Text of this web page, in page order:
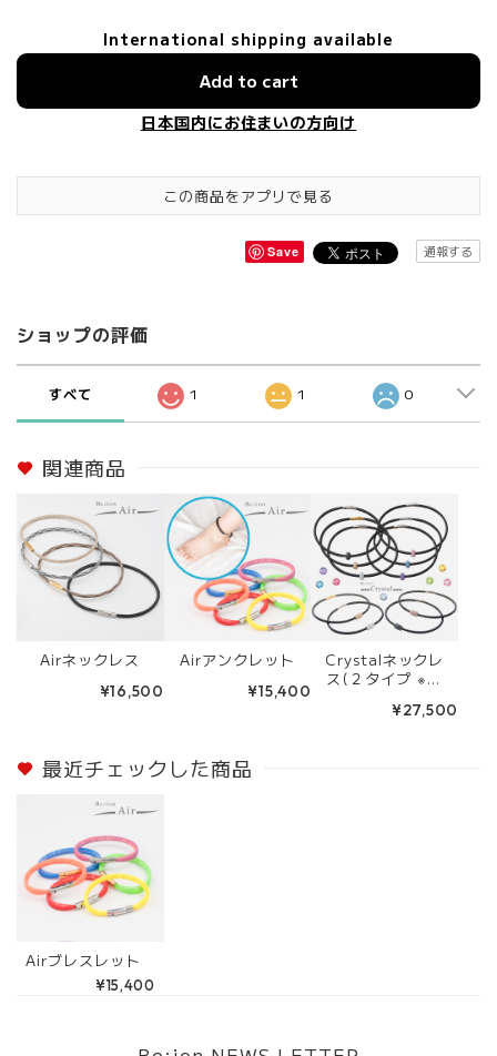
International shipping available
Add to cart
日本国内にお住まいの方向け
この商品をアプリで見る
Save 通報する
ショップの評価
すべて 1 1 0
関連商品
Airネックレス
¥16,500
Airアンクレット
¥15,400
Crystalネックレ
ス(２タイプ ※樽
ス＋11,000円)
¥27,500
最近チェックした商品
Airブレスレット
¥15,400